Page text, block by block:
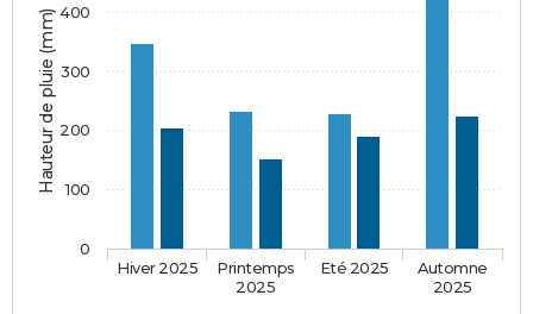
Hauteur de pluie (mm)
Hiver 2025
Printemps
2025
Eté 2025
Automne
2025
0
100
200
300
400